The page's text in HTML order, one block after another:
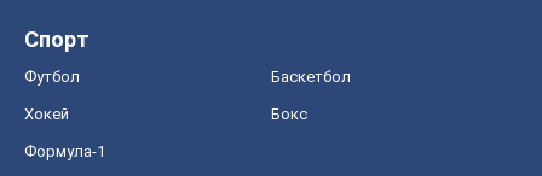
Спорт
Футбол Баскетбол
Хокей Бокс
Формула-1